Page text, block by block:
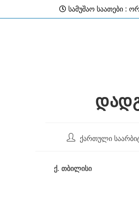
სამუშაო საათები :
Post ქართული
ქ. თბილისი